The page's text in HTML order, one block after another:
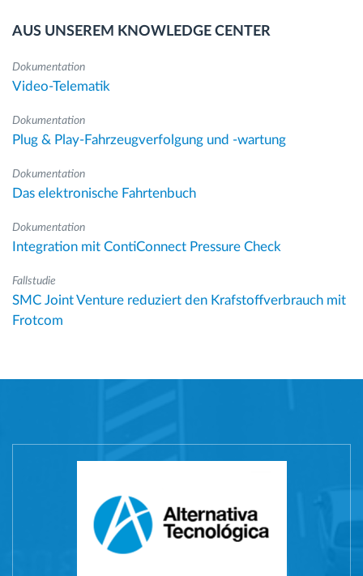
AUS UNSEREM KNOWLEDGE CENTER
Dokumentation
Video-Telematik
Dokumentation
Plug & Play-Fahrzeugverfolgung und -wartung
Dokumentation
Das elektronische Fahrtenbuch
Dokumentation
Integration mit ContiConnect Pressure Check
Fallstudie
SMC Joint Venture reduziert den Krafstoffverbrauch mit
Frotcom